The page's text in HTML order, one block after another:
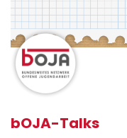
Direkt
zum
Inhalt
bOJA-Talks